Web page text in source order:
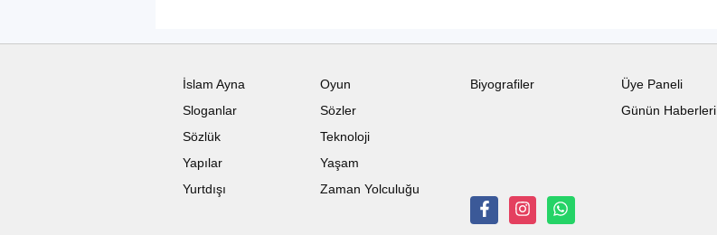
İslam Ayna
Oyun
Sloganlar
Sözler
Sözlük
Teknoloji
Yapılar
Yaşam
Yurtdışı
Zaman Yolculuğu
Biyografiler
Üye Paneli
Günün Haberleri